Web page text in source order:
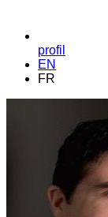
profil
EN
FR